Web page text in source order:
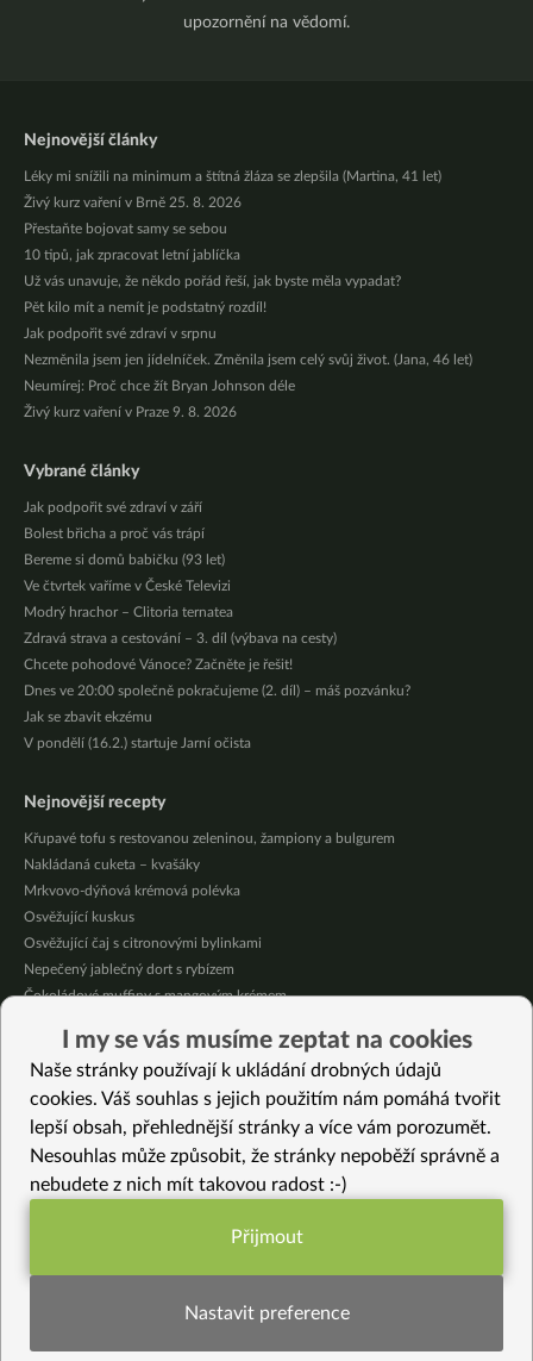
upozornění na vědomí.
Nejnovější články
Léky mi snížili na minimum a štítná žláza se zlepšila (Martina, 41 let)
Živý kurz vaření v Brně 25. 8. 2026
Přestaňte bojovat samy se sebou
10 tipů, jak zpracovat letní jablíčka
Už vás unavuje, že někdo pořád řeší, jak byste měla vypadat?
Pět kilo mít a nemít je podstatný rozdíl!
Jak podpořit své zdraví v srpnu
Nezměnila jsem jen jídelníček. Změnila jsem celý svůj život. (Jana, 46 let)
Neumírej: Proč chce žít Bryan Johnson déle
Živý kurz vaření v Praze 9. 8. 2026
Vybrané články
Jak podpořit své zdraví v září
Bolest břicha a proč vás trápí
Bereme si domů babičku (93 let)
Ve čtvrtek vaříme v České Televizi
Modrý hrachor – Clitoria ternatea
Zdravá strava a cestování – 3. díl (výbava na cesty)
Chcete pohodové Vánoce? Začněte je řešit!
Dnes ve 20:00 společně pokračujeme (2. díl) – máš pozvánku?
Jak se zbavit ekzému
V pondělí (16.2.) startuje Jarní očista
Nejnovější recepty
Křupavé tofu s restovanou zeleninou, žampiony a bulgurem
Nakládaná cuketa – kvašáky
Mrkvovo-dýňová krémová polévka
Osvěžující kuskus
Osvěžující čaj s citronovými bylinkami
Nepečený jablečný dort s rybízem
Čokoládové muffiny s mangovým krémem
Krémová zeleninová polévka s koprem a vločkami
Celozrnná rýže basmati se zeleninou
Vybrané recepty
Plněné pečené batáty zapečené s tofu
Zelená panissa
Cuketovo-kapustová polévka s rýžovými prstýnky
Labužnická hrachová omáčka s pórkem, mrkví a saturejkou
Snídaňová HIT polévka s řepou a vločkami
I my se vás musíme zeptat na cookies
Naše stránky používají k ukládání drobných údajů
cookies. Váš souhlas s jejich použitím nám pomáhá tvořit
lepší obsah, přehlednější stránky a více vám porozumět.
Nesouhlas může způsobit, že stránky nepoběží správně a
nebudete z nich mít takovou radost :-)
Funkční nastavení potřebujeme (vždy
Přijmout
Nastavit preference